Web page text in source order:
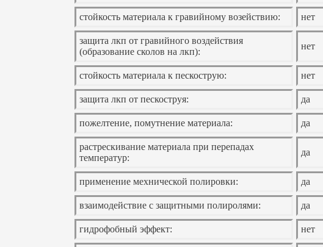
стойкость материала к гравийному возействию: нет
защита лкп от гравийного воздействия
(образование сколов на лкп):
нет
стойкость материала к пескострую: нет
защита лкп от пескоструя: да
пожелтение, помутнение материала: да
растрескивание материала при перепадах
температур:
да
применение мехнической полировки: да
взаимодействие с защитными полиролями: да
гидрофобный эффект: нет